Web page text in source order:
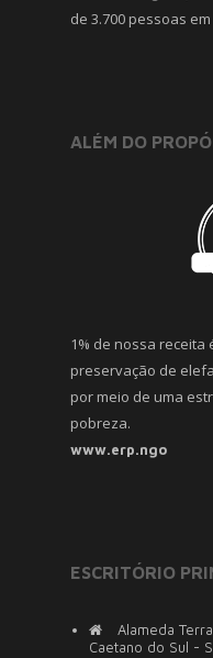
de 3.700 pessoas
ALÉM DO
1% de nossa receita
preservação de
por meio de uma
pobreza.
www.erp.ngo
ESCRITÓRIO
Alameda
Caetano do Sul -